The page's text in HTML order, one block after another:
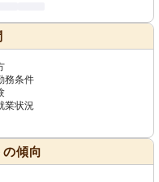
務条件
業状況
傾向